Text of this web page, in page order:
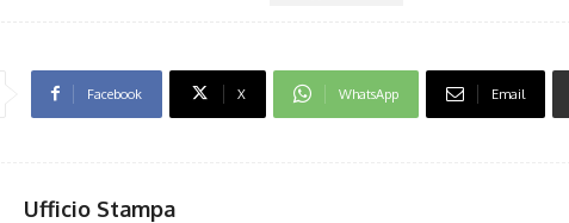
Facebook X WhatsApp Email
Ufficio Stampa